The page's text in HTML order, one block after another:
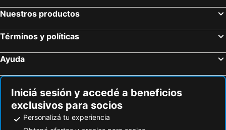
Nuestros productos
Términos y políticas
Ayuda
Iniciá sesión y accedé a beneficios
exclusivos para socios
Personalizá tu experiencia